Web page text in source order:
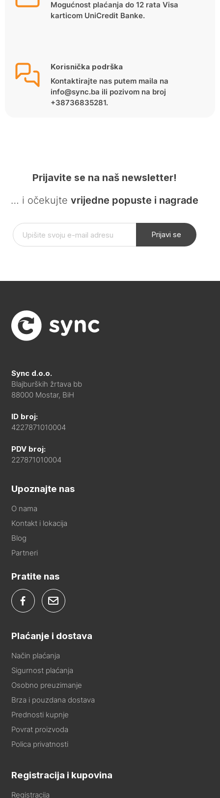
Mogućnost plaćanja do 12 rata Visa
karticom UniCredit Banke.
Korisnička podrška
Kontaktirajte nas putem maila na
info@sync.ba ili pozivom na broj
+38736835281.
Prijavite se na naš newsletter!
… i očekujte vrijedne popuste i nagrade
Prijavi se
Sync d.o.o.
Blajburških žrtava bb
88000 Mostar, BiH
ID broj:
4227871010004
PDV broj:
227871010004
Upoznajte nas
O nama
Kontakt i lokacija
Blog
Partneri
Pratite nas
Plaćanje i dostava
Način plaćanja
Sigurnost plaćanja
Osobno preuzimanje
Brza i pouzdana dostava
Prednosti kupnje
Povrat proizvoda
Polica privatnosti
Registracija i kupovina
Registracija